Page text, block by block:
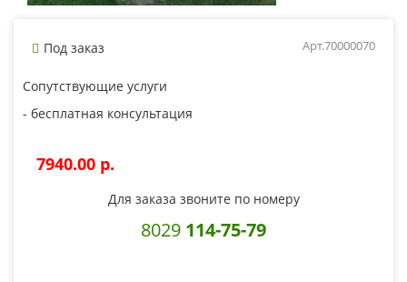
Под заказ Арт.70000070
Сопутствующие услуги
- бесплатная консультация
7940.00 p.
Для заказа звоните по номеру
8029 114-75-79